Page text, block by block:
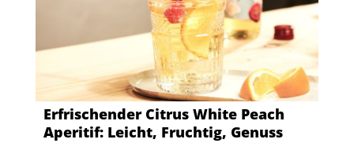
Erfrischender Citrus White Peach
Aperitif: Leicht, Fruchtig, Genuss